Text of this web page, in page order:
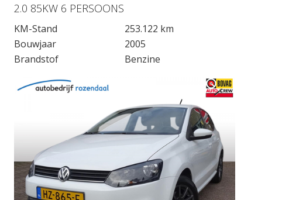
2.0 85KW 6 PERSOONS
KM-Stand
253.122 km
Bouwjaar
2005
Brandstof
Benzine